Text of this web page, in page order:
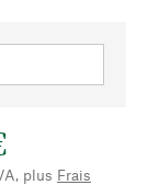
plus Frais